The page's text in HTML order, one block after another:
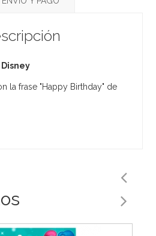
la frase "Happy Birthday" de